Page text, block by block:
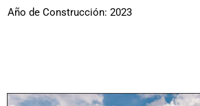
Año de Construcción: 2023